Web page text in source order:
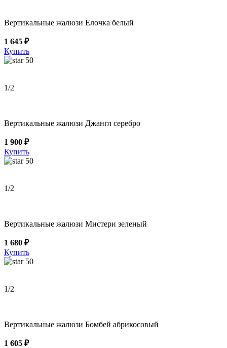
Вертикальные жалюзи Елочка белый
1 645 ₽
Купить
50
1/2
Вертикальные жалюзи Джангл серебро
1 900 ₽
Купить
50
1/2
Вертикальные жалюзи Мистери зеленый
1 680 ₽
Купить
50
1/2
Вертикальные жалюзи Бомбей абрикосовый
1 605 ₽